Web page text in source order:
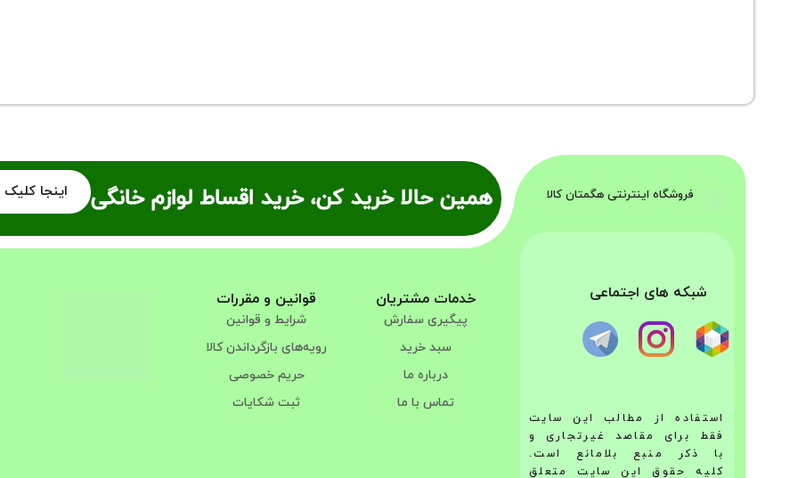
همین حالا خرید کن، خرید اقساط لوازم خانگی اینجا کلیک فروشگاه اینترنتی هگمتان کالا
شبکه های اجتماعی
استفاده از مطالب این سایت
فقط برای مقاصد غیرتجاری و
با ذکر منبع بلامانع است.
کلیه حقوق این سایت متعلق
خدمات مشتریان
پیگیری سفارش
سبد خرید
درباره ما
تماس با ما
قوانین و مقررات
شرایط و قوانین
رویه‌های بازگرداندن کالا
حریم خصوصی
ثبت شکایات